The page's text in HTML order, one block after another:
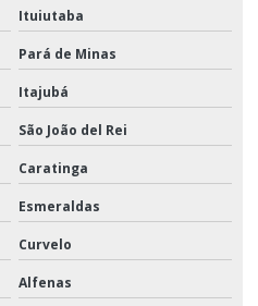
Ituiutaba
Pará de Minas
Itajubá
São João del Rei
Caratinga
Esmeraldas
Curvelo
Alfenas